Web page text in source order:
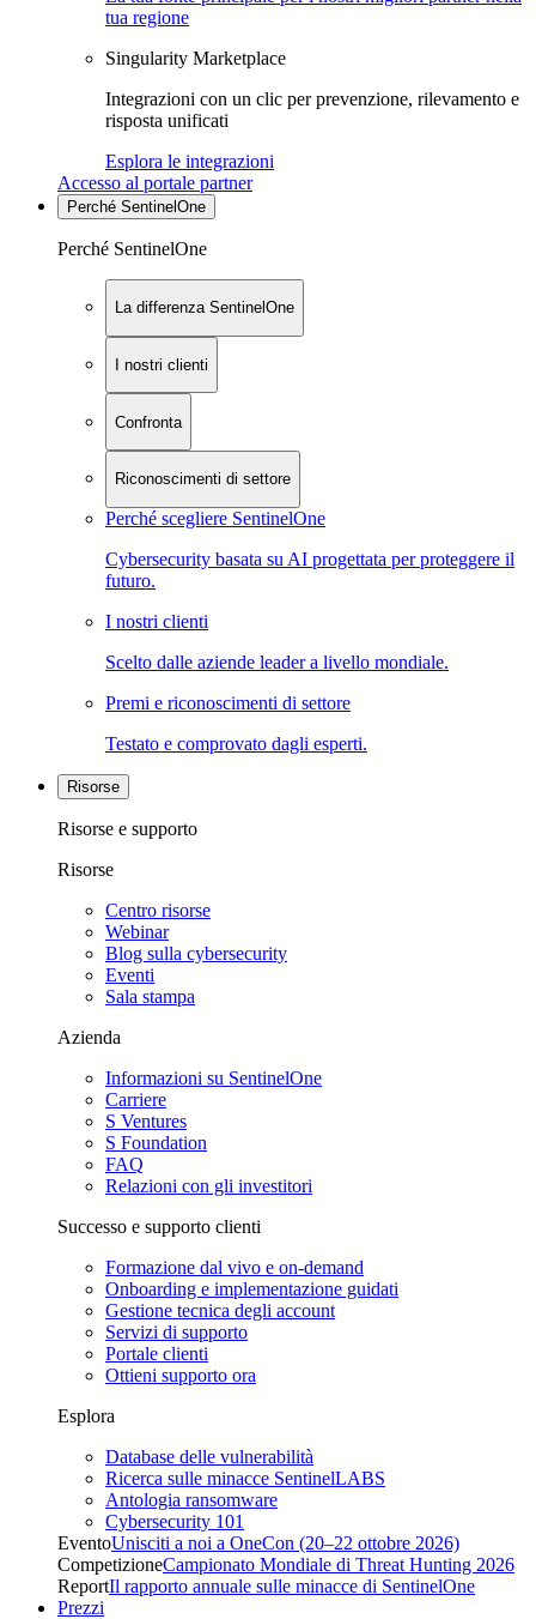
tua regione
Singularity Marketplace
Integrazioni con un clic per prevenzione, rilevamento e
risposta unificati
Esplora le integrazioni
Accesso al portale partner
Perché SentinelOne
Perché SentinelOne
La differenza SentinelOne
I nostri clienti
Confronta
Riconoscimenti di settore
Perché scegliere SentinelOne
Cybersecurity basata su AI progettata per proteggere il
futuro.
I nostri clienti
Scelto dalle aziende leader a livello mondiale.
Premi e riconoscimenti di settore
Testato e comprovato dagli esperti.
Risorse
Risorse e supporto
Risorse
Centro risorse
Webinar
Blog sulla cybersecurity
Eventi
Sala stampa
Azienda
Informazioni su SentinelOne
Carriere
S Ventures
S Foundation
FAQ
Relazioni con gli investitori
Successo e supporto clienti
Formazione dal vivo e on-demand
Onboarding e implementazione guidati
Gestione tecnica degli account
Servizi di supporto
Portale clienti
Ottieni supporto ora
Esplora
Database delle vulnerabilità
Ricerca sulle minacce SentinelLABS
Antologia ransomware
Cybersecurity 101
EventoUnisciti a noi a OneCon (20–22 ottobre 2026)
CompetizioneCampionato Mondiale di Threat Hunting 2026
ReportIl rapporto annuale sulle minacce di SentinelOne
Prezzi